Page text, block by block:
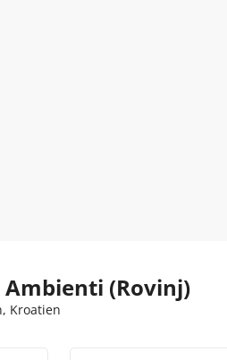
Ambienti (Rovinj)
Kroatien